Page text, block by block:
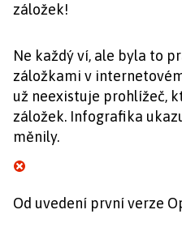
záložek!
Ne každý ví, ale byla to
záložkami v
už neexistuje prohlížeč,
záložek. Infografika
měnily.
Od uvedení první verze